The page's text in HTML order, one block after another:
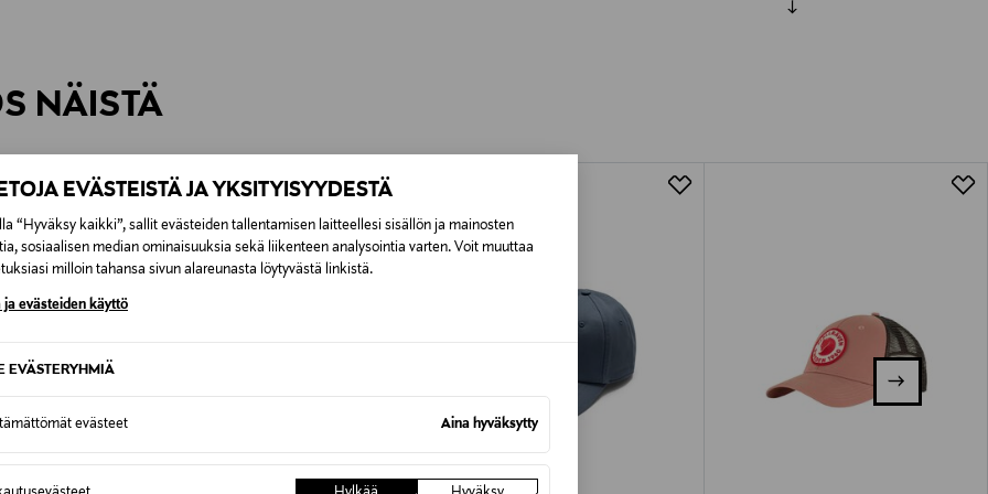
EVÄSTEISTÄ JA YKSITYISYYDESTÄ
“Hyväksy kaikki”, sallit evästeiden tallentamisen laitteellesi sisällön ja mainosten
sosiaalisen median ominaisuuksia sekä liikenteen analysointia varten. Voit muuttaa
milloin tahansa sivun alareunasta löytyvästä linkistä.
ja evästeiden käyttö
EVÄSTERYHMIÄ
evästeet Aina hyväksytty
Alk. 6,90 €, kun toimitus on saatavilla valittuun osoitteeseen.
NÄISTÄ